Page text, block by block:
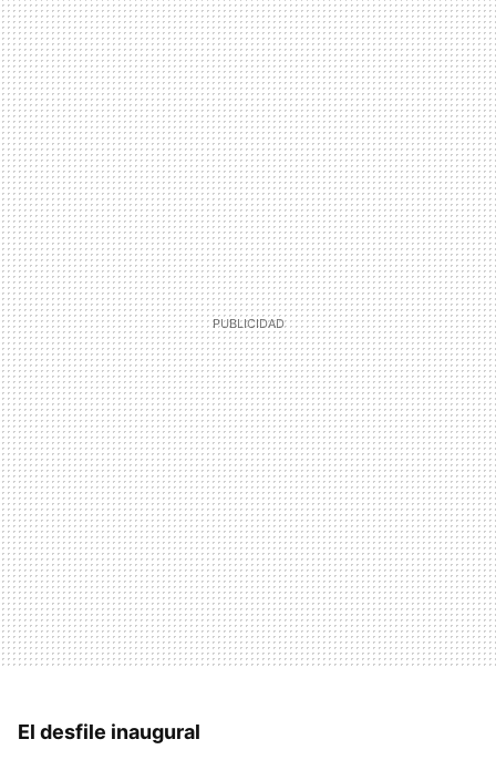
El desfile inaugural